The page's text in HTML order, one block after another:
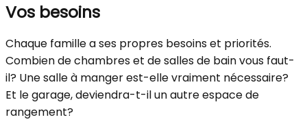
Vos besoins
Chaque famille a ses propres besoins et priorités.
Combien de chambres et de salles de bain vous faut-
il? Une salle à manger est-elle vraiment nécessaire?
Et le garage, deviendra-t-il un autre espace de
rangement?